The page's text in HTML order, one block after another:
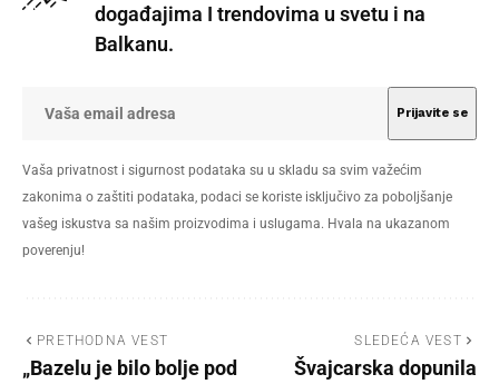
događajima I trendovima u svetu i na
Balkanu.
Vaša privatnost i sigurnost podataka su u skladu sa svim važećim
zakonima o zaštiti podataka, podaci se koriste isključivo za poboljšanje
vašeg iskustva sa našim proizvodima i uslugama. Hvala na ukazanom
poverenju!
PRETHODNA VEST
„Bazelu je bilo bolje pod
SLEDEĆA VEST
Švajcarska dopunila